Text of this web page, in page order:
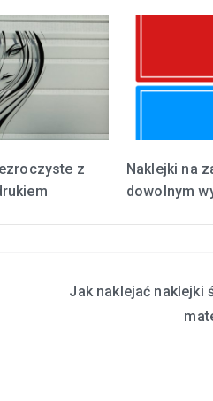
z
Naklejki na
dowolnym
Jak naklejać naklejki